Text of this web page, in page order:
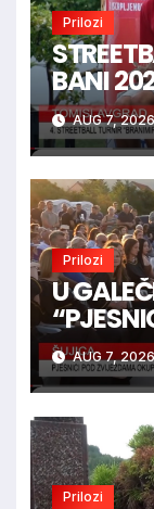
Prilozi
BANI
AUG 7,
Prilozi
U
AUG 7,
Prilozi